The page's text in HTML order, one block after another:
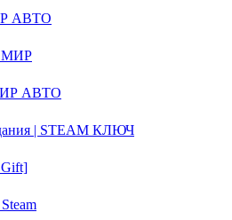
АВТО
МИР
АВТО
| STEAM КЛЮЧ
Gift]